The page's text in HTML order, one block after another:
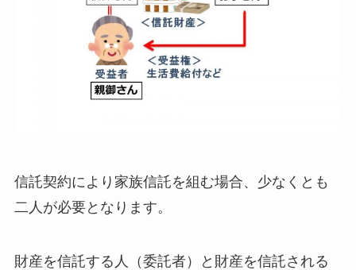
信託契約により家族信託を組む場合、少なくとも
二人が必要となります。
財産を信託する人（委託者）と財産を信託される